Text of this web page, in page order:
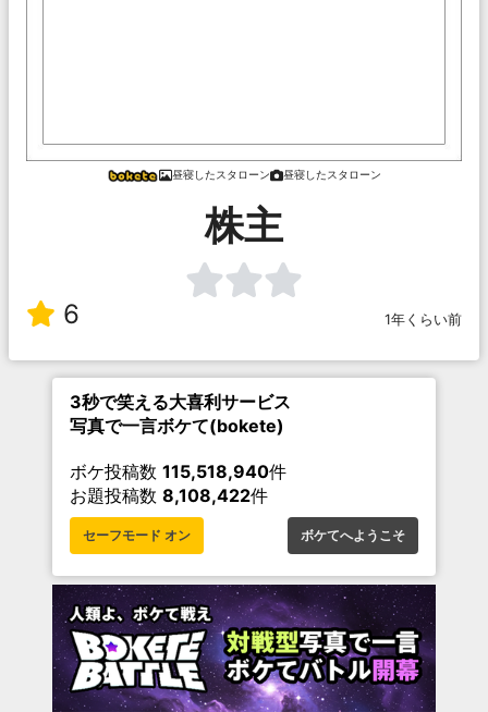
昼寝したスタローン 昼寝したスタローン
株主
6 1年くらい前
3秒で笑える大喜利サービス
写真で一言ボケて(bokete)
ボケ投稿数 115,518,940件
お題投稿数 8,108,422件
セーフモード オン ボケてへようこそ